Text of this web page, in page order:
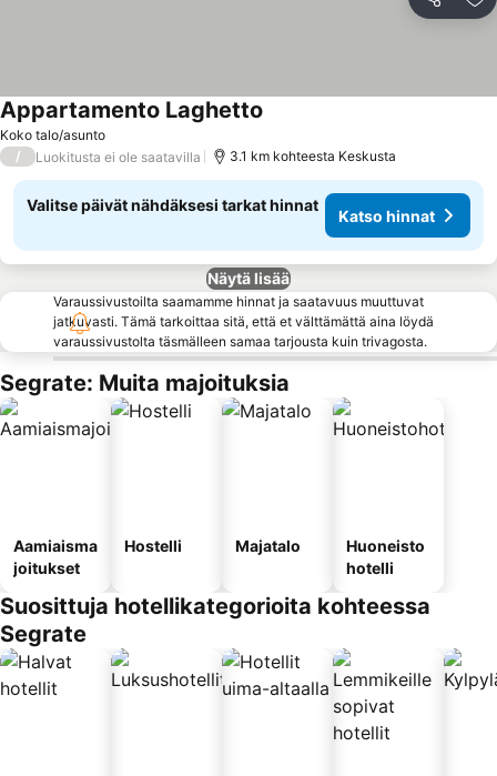
Jaa
Koko talo/asunto
Appartamento Laghetto
/ Luokitusta ei ole saatavilla 3.1 km kohteesta Keskusta
Valitse päivät nähdäksesi tarkat hinnat
Katso hinnat
Näytä lisää
Varaussivustoilta saamamme hinnat ja saatavuus muuttuvat
jatkuvasti. Tämä tarkoittaa sitä, että et välttämättä aina löydä
varaussivustolta täsmälleen samaa tarjousta kuin trivagosta.
Segrate: Muita majoituksia
Aamiaisma
joitukset
Hostelli Majatalo
Huoneisto
hotelli
Suosittuja hotellikategorioita kohteessa
Segrate